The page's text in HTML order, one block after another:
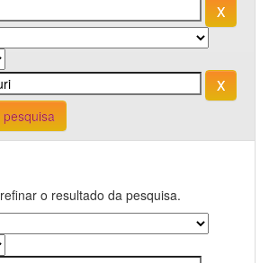
o resultado da pesquisa.